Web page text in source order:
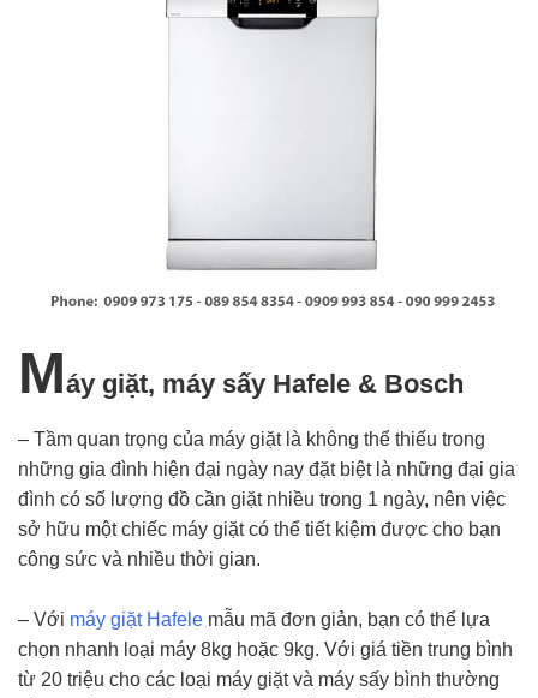
Máy giặt, máy sấy Hafele & Bosch
– Tầm quan trọng của máy giặt là không thể thiếu trong
những gia đình hiện đại ngày nay đặt biệt là những đại gia
đình có số lượng đồ cần giặt nhiều trong 1 ngày, nên việc
sở hữu một chiếc máy giặt có thể tiết kiệm được cho bạn
công sức và nhiều thời gian.
– Với máy giặt Hafele mẫu mã đơn giản, bạn có thể lựa
chọn nhanh loại máy 8kg hoặc 9kg. Với giá tiền trung bình
từ 20 triệu cho các loại máy giặt và máy sấy bình thường